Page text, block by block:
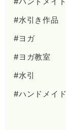
#水引き作品
#ヨガ
#ヨガ教室
#水引
#ハンドメイド